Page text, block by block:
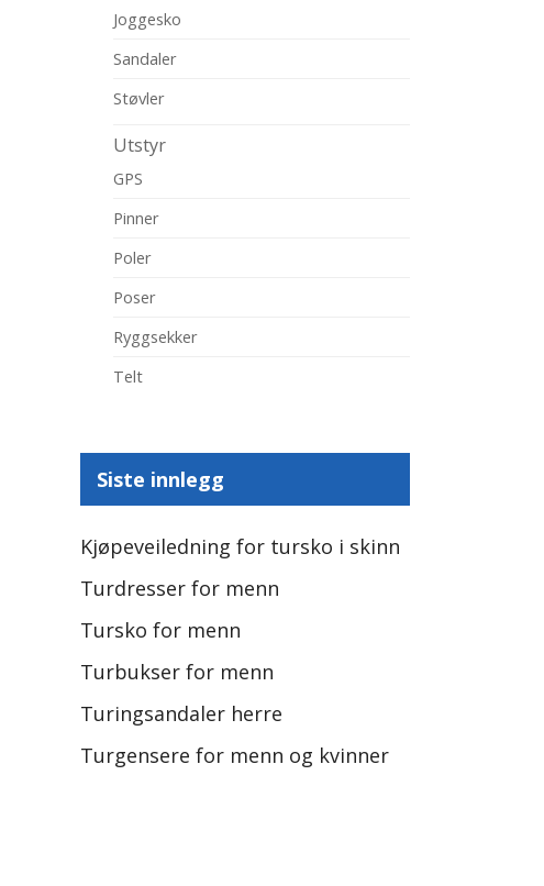
Joggesko
Sandaler
Støvler
Utstyr
GPS
Pinner
Poler
Poser
Ryggsekker
Telt
Siste innlegg
Kjøpeveiledning for tursko i skinn
Turdresser for menn
Tursko for menn
Turbukser for menn
Turingsandaler herre
Turgensere for menn og kvinner